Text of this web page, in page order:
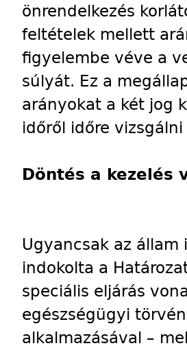
önrendelkezés
feltételek mellett
figyelembe véve a
súlyát. Ez a
arányokat a két jog
időről időre vizsgálni
Döntés a kezelés
Ugyancsak az
indokolta a
speciális eljárás
egészségügyi
alkalmazásával –